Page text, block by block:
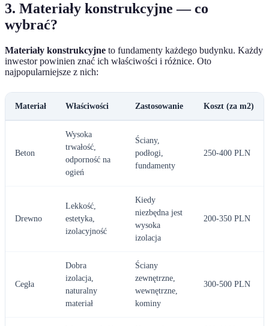
3. Materiały konstrukcyjne — co
wybrać?
Materiały konstrukcyjne to fundamenty każdego budynku. Każdy
inwestor powinien znać ich właściwości i różnice. Oto
najpopularniejsze z nich:
Materiał Właściwości Zastosowanie Koszt (za m2)
Beton
Wysoka
trwałość,
odporność na
ogień
Ściany,
podłogi,
fundamenty
250-400 PLN
Drewno
Lekkość,
estetyka,
izolacyjność
Kiedy
niezbędna jest
wysoka
izolacja
200-350 PLN
Cegła
Dobra
izolacja,
naturalny
materiał
Ściany
zewnętrzne,
wewnętrzne,
kominy
300-500 PLN